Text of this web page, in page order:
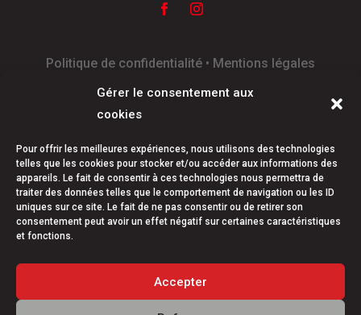
Gérer le consentement aux
cookies
Pour offrir les meilleures expériences, nous utilisons des technologies
telles que les cookies pour stocker et/ou accéder aux informations des
appareils. Le fait de consentir à ces technologies nous permettra de
traiter des données telles que le comportement de navigation ou les ID
uniques sur ce site. Le fait de ne pas consentir ou de retirer son
consentement peut avoir un effet négatif sur certaines caractéristiques
et fonctions.
Accepter
Politique de confidentialité • Mentions légales
Réalisé par Galaxies